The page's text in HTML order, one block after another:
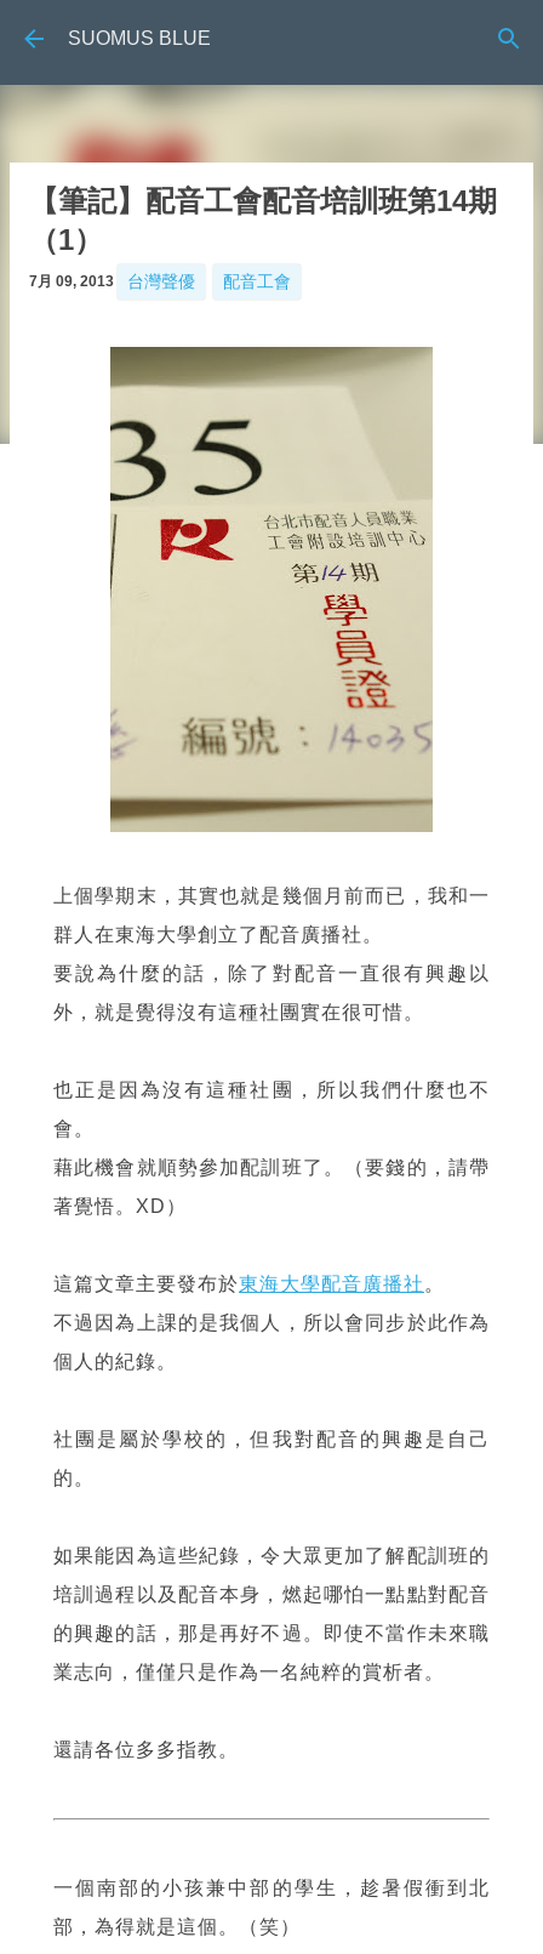
SUOMUS BLUE
【筆記】配音工會配音培訓班第14期
（1）
7月 09, 2013 台灣聲優 配音工會
上個學期末，其實也就是幾個月前而已，我和一
群人在東海大學創立了配音廣播社。
要說為什麼的話，除了對配音一直很有興趣以
外，就是覺得沒有這種社團實在很可惜。
也正是因為沒有這種社團，所以我們什麼也不
會。
藉此機會就順勢參加配訓班了。（要錢的，請帶
著覺悟。XD）
這篇文章主要發布於東海大學配音廣播社 。
不過因為上課的是我個人，所以會同步於此作為
個人的紀錄。
社團是屬於學校的，但我對配音的興趣是自己
的。
如果能因為這些紀錄，令大眾更加了解配訓班的
培訓過程以及配音本身，燃起哪怕一點點對配音
的興趣的話，那是再好不過。即使不當作未來職
業志向，僅僅只是作為一名純粹的賞析者。
還請各位多多指教。
一個南部的小孩兼中部的學生，趁暑假衝到北
部，為得就是這個。（笑）